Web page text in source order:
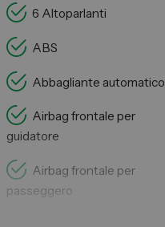
6 Altoparlanti
ABS
Abbagliante automatico
Airbag frontale per
guidatore
Airbag frontale per
passeggero